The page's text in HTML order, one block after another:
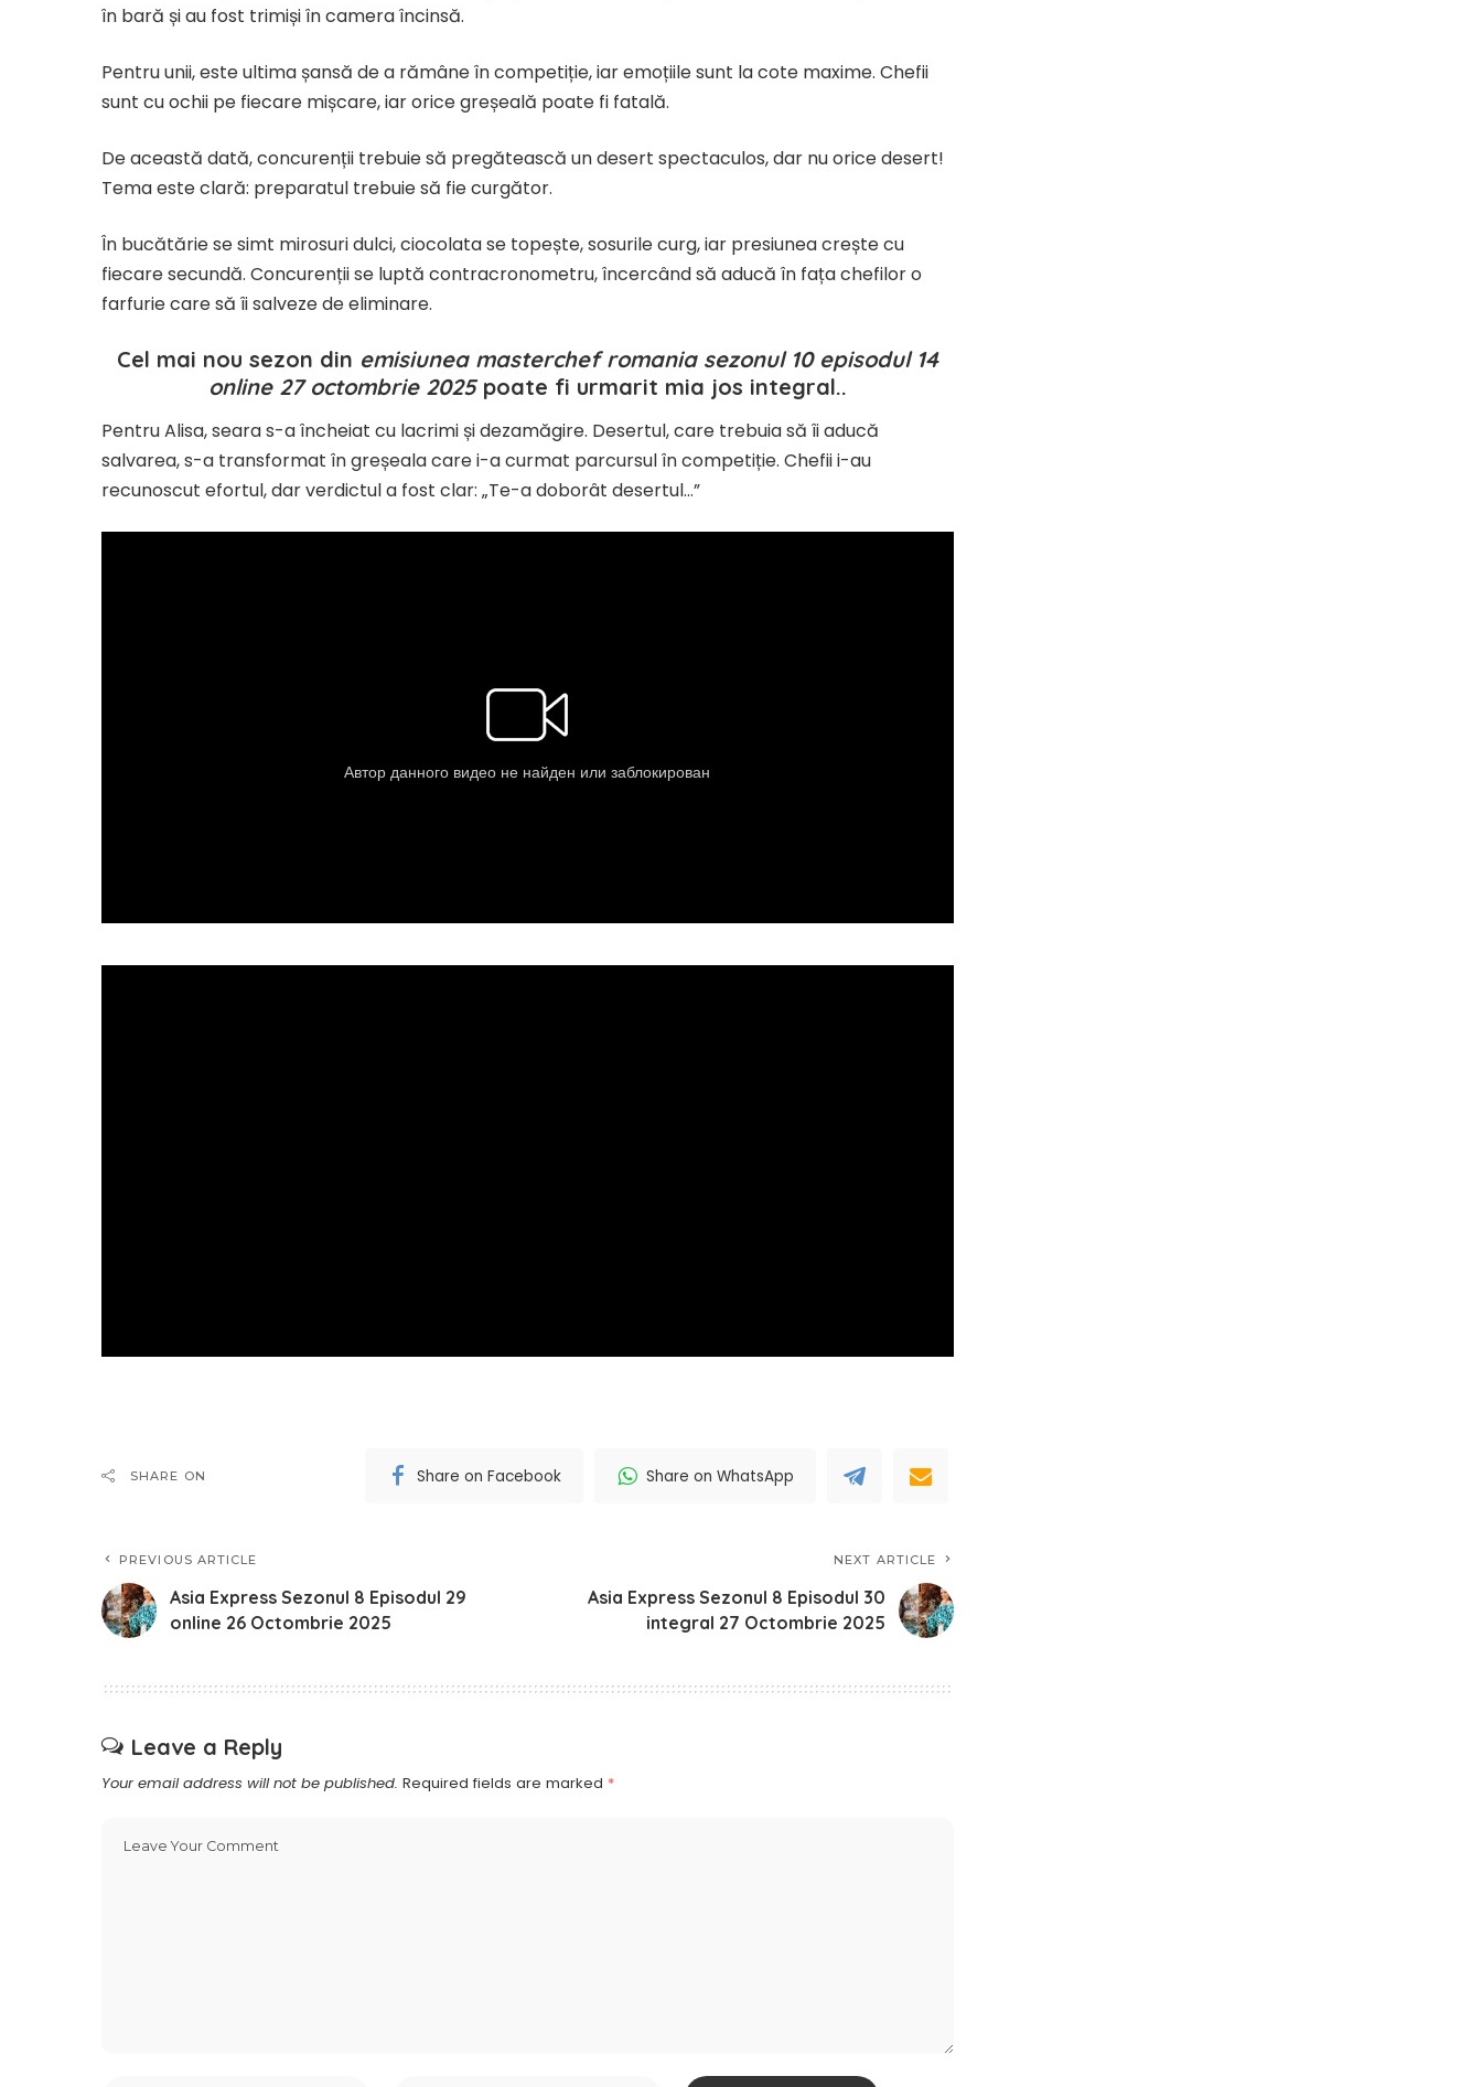
în bară și au fost trimiși în camera încinsă.
Pentru unii, este ultima șansă de a rămâne în competiție, iar emoțiile sunt la cote maxime. Chefii
sunt cu ochii pe fiecare mișcare, iar orice greșeală poate fi fatală.
De această dată, concurenții trebuie să pregătească un desert spectaculos, dar nu orice desert!
Tema este clară: preparatul trebuie să fie curgător.
În bucătărie se simt mirosuri dulci, ciocolata se topește, sosurile curg, iar presiunea crește cu
fiecare secundă. Concurenții se luptă contracronometru, încercând să aducă în fața chefilor o
farfurie care să îi salveze de eliminare.
Cel mai nou sezon din emisiunea masterchef romania sezonul 10 episodul 14
online 27 octombrie 2025poate fi urmarit mia jos integral..
Pentru Alisa, seara s-a încheiat cu lacrimi și dezamăgire. Desertul, care trebuia să îi aducă
salvarea, s-a transformat în greșeala care i-a curmat parcursul în competiție. Chefii i-au
recunoscut efortul, dar verdictul a fost clar: „Te-a doborât desertul…”
SHARE ON Share on Facebook Share on WhatsApp
PREVIOUS ARTICLE
Asia Express Sezonul 8 Episodul 29
online 26 Octombrie 2025
NEXT ARTICLE
Asia Express Sezonul 8 Episodul 30
integral 27 Octombrie 2025
Leave a Reply
Your email address will not be published. Required fields are marked *